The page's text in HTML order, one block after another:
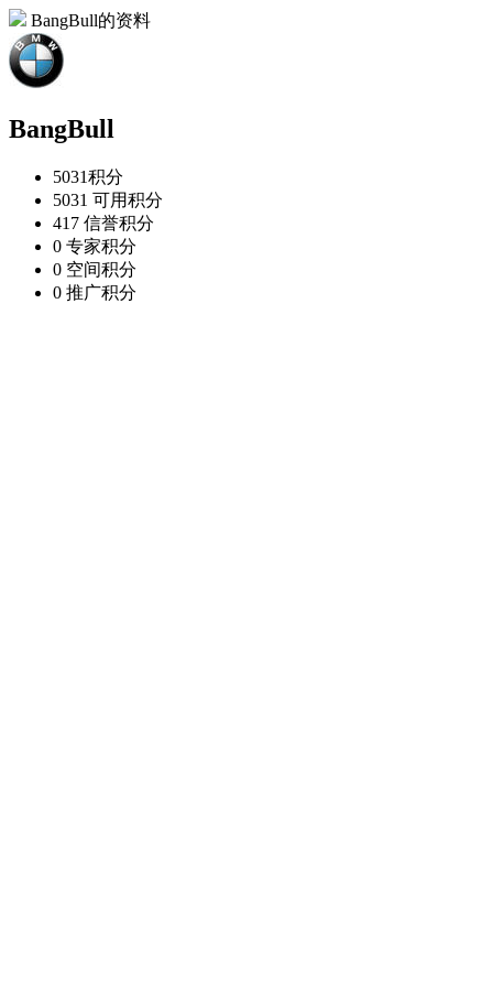
BangBull的资料
BangBull
5031积分
5031 可用积分
417 信誉积分
0 专家积分
0 空间积分
0 推广积分